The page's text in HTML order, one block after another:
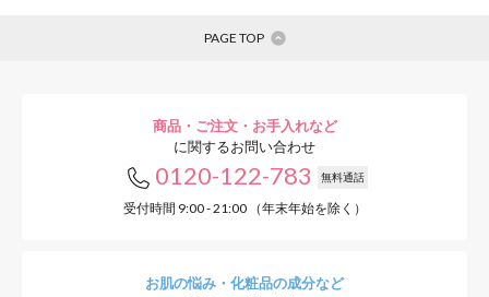
PAGE TOP
商品・ご注文・お手入れなど
に関するお問い合わせ
0120-122-783 無料通話
受付時間 9:00 - 21:00 （年末年始を除く）
お肌の悩み・化粧品の成分など